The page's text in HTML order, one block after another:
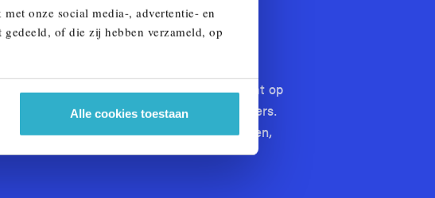
onze social media-, advertentie- en
of die zij hebben verzameld, op
Alle cookies toestaan
Zodra je je smartphone met het
terwijl deze kristalhelder tot uiting komt op
waaronder die van externe aanbieders.
wilt kun je zelfs Siri meenemen op je ritten,